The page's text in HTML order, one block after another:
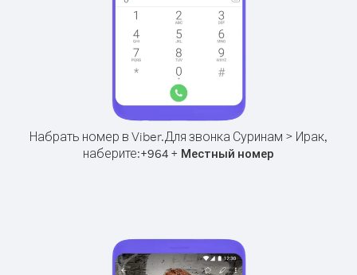
Набрать номер в Viber.Для звонка Суринам > Ирак,
наберите:+964 + Местный номер